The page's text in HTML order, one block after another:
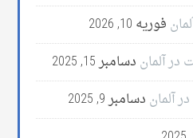
فوریه 10, 2026
آلمان دسامبر 15, 2025
آلمان دسامبر 9, 2025